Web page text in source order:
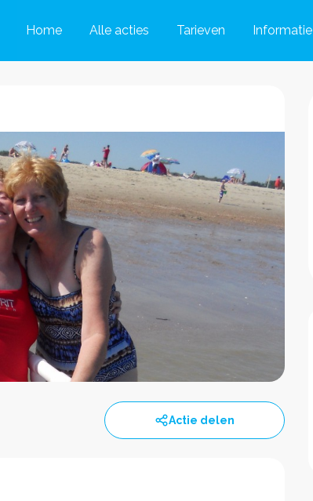
Home Alle acties Tarieven Informatie
Actie delen